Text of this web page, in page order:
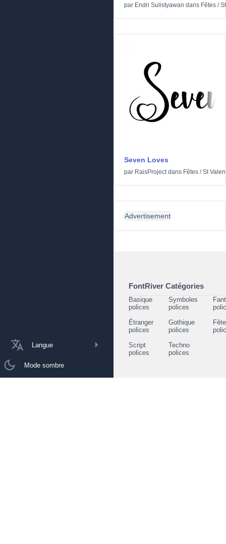
Langue
Mode sombre
par Endri Sulistyawan dans Fêtes /
Seven Loves
par RaisProjectdans Fêtes /St
Advertisement
FontRiver Catégories
Basique
polices
Symboles
polices
Étranger
polices
Gothique
polices
Script
polices
Techno
polices